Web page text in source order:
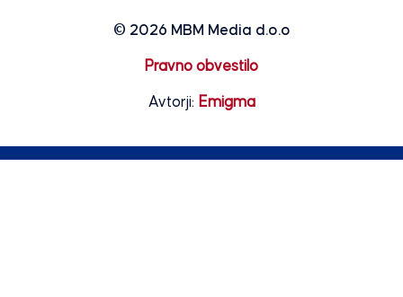
© 2026 MBM Media d.o.o
Pravno obvestilo
Avtorji: Emigma